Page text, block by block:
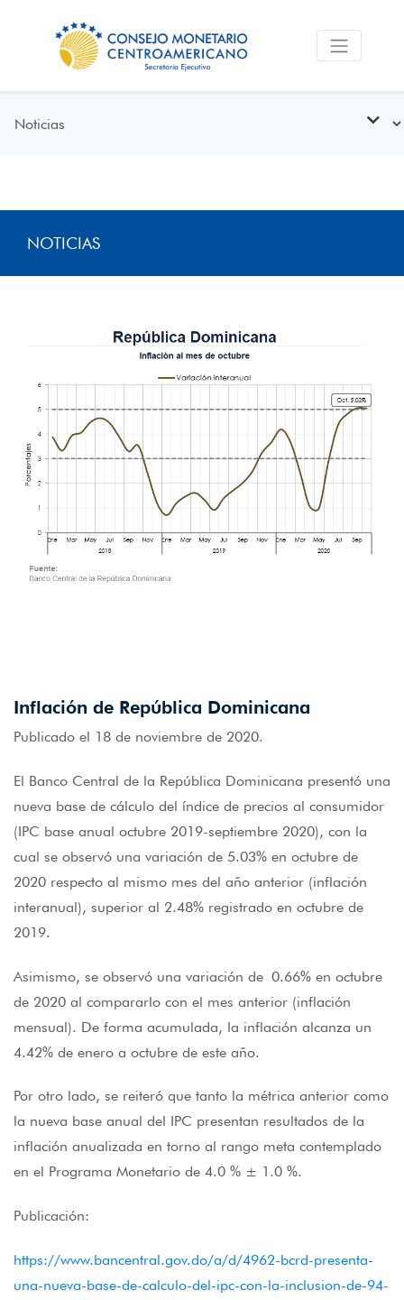
NOTICIAS
Inflación de República Dominicana
Publicado el 18 de noviembre de 2020.
El Banco Central de la República Dominicana presentó una
nueva base de cálculo del índice de precios al consumidor
(IPC base anual octubre 2019-septiembre 2020), con la
cual se observó una variación de 5.03% en octubre de
2020 respecto al mismo mes del año anterior (inflación
interanual), superior al 2.48% registrado en octubre de
2019.
Asimismo, se observó una variación de 0.66% en octubre
de 2020 al compararlo con el mes anterior (inflación
mensual). De forma acumulada, la inflación alcanza un
4.42% de enero a octubre de este año.
Por otro lado, se reiteró que tanto la métrica anterior como
la nueva base anual del IPC presentan resultados de la
inflación anualizada en torno al rango meta contemplado
en el Programa Monetario de 4.0 % ± 1.0 %.
Publicación:
https://www.bancentral.gov.do/a/d/4962-bcrd-presenta-
una-nueva-base-de-calculo-del-ipc-con-la-inclusion-de-94-